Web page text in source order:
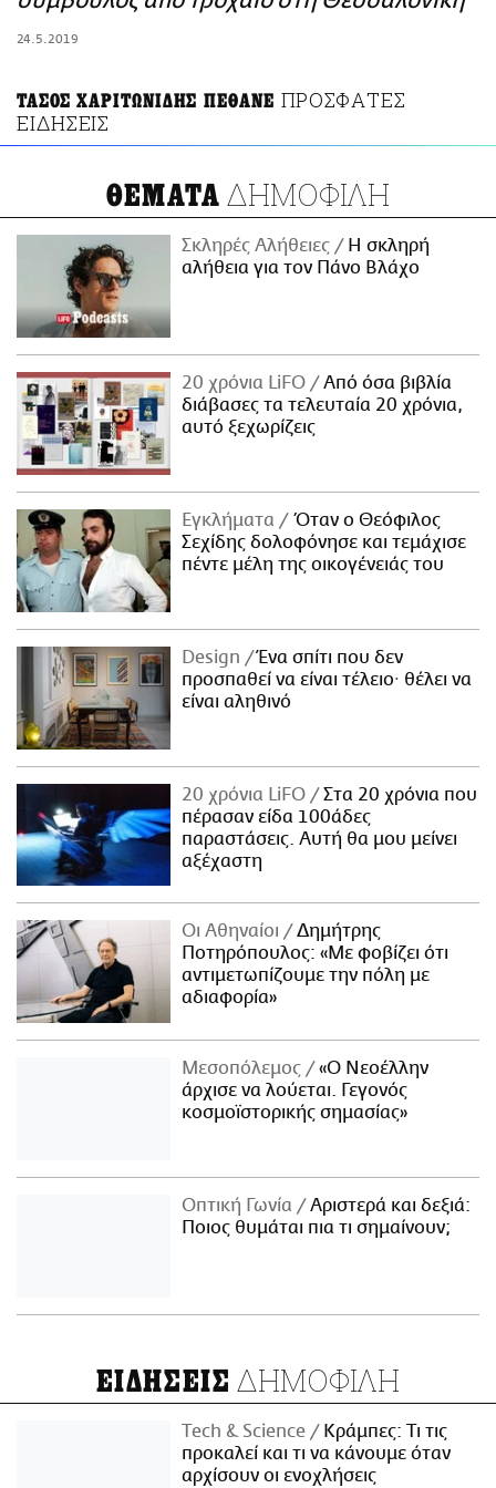
24.5.2019
ΤΑΣΟΣ ΧΑΡΙΤΩΝΙΔΗΣ ΠΕΘΑΝΕ ΠΡΟΣΦΑΤΕΣ
ΕΙΔΗΣΕΙΣ
ΘΕΜΑΤΑ ΔΗΜΟΦΙΛΗ
Σκληρές Αλήθειες
H σκληρή
αλήθεια για τον Πάνο Βλάχο
20 χρόνια LiFO
Από όσα βιβλία
διάβασες τα τελευταία 20 χρόνια,
αυτό ξεχωρίζεις
Εγκλήματα
Όταν ο Θεόφιλος
Σεχίδης δολοφόνησε και τεμάχισε
πέντε μέλη της οικογένειάς του
Design
Ένα σπίτι που δεν
προσπαθεί να είναι τέλειο· θέλει να
είναι αληθινό
20 χρόνια LiFO
Στα 20 χρόνια που
πέρασαν είδα 100άδες
παραστάσεις. Αυτή θα μου μείνει
αξέχαστη
Οι Αθηναίοι
Δημήτρης
Ποτηρόπουλος: «Με φοβίζει ότι
αντιμετωπίζουμε την πόλη με
αδιαφορία»
Μεσοπόλεμος
«Ο Νεοέλλην
άρχισε να λούεται. Γεγονός
κοσμοϊστορικής σημασίας»
Οπτική Γωνία
Αριστερά και δεξιά:
Ποιος θυμάται πια τι σημαίνουν;
ΕΙΔΗΣΕΙΣ ΔΗΜΟΦΙΛΗ
Τech & Science
Κράμπες: Τι τις
προκαλεί και τι να κάνουμε όταν
αρχίσουν οι ενοχλήσεις